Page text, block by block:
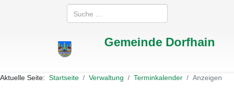
Suchen
Gemeinde Dorfhain
Aktuelle Seite: Startseite Verwaltung Terminkalender Anzeigen